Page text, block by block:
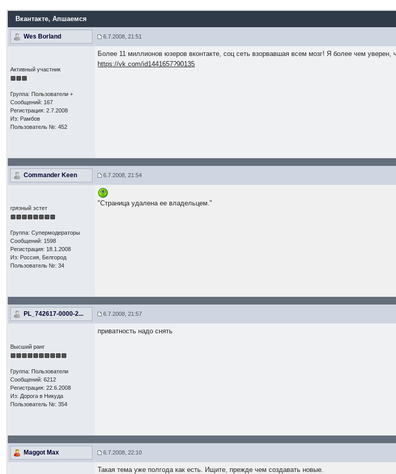
Вкантакте, Апшаемся
Wes Borland 6.7.2008, 21:51
Активный участник
Группа: Пользователи +
Сообщений: 167
Регистрация: 2.7.2008
Из: Рамбов
Пользователь №: 452
Более 11 миллионов юзеров вконтакте, соц сеть взорвавшая всем мозг! Я более чем
https://vk.com/id1441657?90135
Commander Keen 6.7.2008, 21:54
грязный эстет
Группа: Супермодераторы
Сообщений: 1598
Регистрация: 18.1.2008
Из: Россия, Белгород
Пользователь №: 34
"Страница удалена ее владельцем."
PL_742617-0000-2... 6.7.2008, 21:57
Высший ранг
Группа: Пользователи
Сообщений: 6212
Регистрация: 22.6.2008
Из: Дорога в Никуда
Пользователь №: 354
приватность надо снять
Maggot Max 6.7.2008, 22:10
Такая тема уже полгода как есть. Ищите, прежде чем создавать новые.